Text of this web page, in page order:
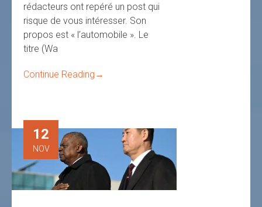
rédacteurs ont repéré un post qui
risque de vous intéresser. Son
propos est « l’automobile ». Le
titre (Wa
Continue Reading →
12
NOV